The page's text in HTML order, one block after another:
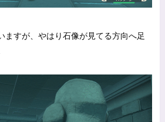
ますが、やはり石像が見てる方向へ足